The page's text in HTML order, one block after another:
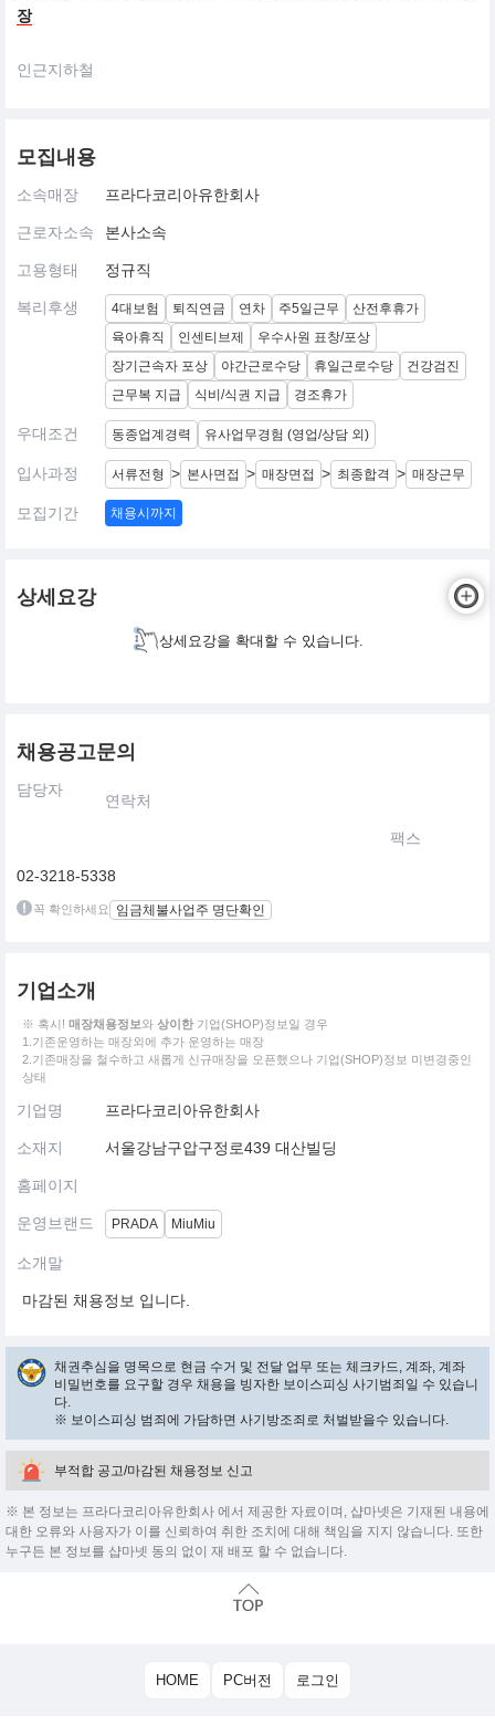
장
인근지하철
모집내용
소속매장 프라다코리아유한회사
근로자소속 본사소속
고용형태 정규직
복리후생 4대보험 퇴직연금 연차 주5일근무
산전후휴가
육아휴직
인센티브제
우수사원 표창/포상
장기근속자 포상
야간근로수당 휴일근로수당
건강검진
근무복 지급
식비/식권 지급 경조휴가
우대조건 동종업계경력 유사업무경험 (영업/상담 외)
입사과정 서류전형 > 본사면접 > 매장면접 > 최종합격 > 매장근무
모집기간 채용시까지
상세요강
상세요강을 확대할 수 있습니다.
채용공고문의
담당자
연락처
팩스
02-3218-5338
꼭 확인하세요 임금체불사업주 명단확인
기업소개
※ 혹시! 매장채용정보와 상이한 기업(SHOP)정보일 경우
1.기존운영하는 매장외에 추가 운영하는 매장
2.기존매장을 철수하고 새롭게 신규매장을 오픈했으나 기업(SHOP)정보 미변경중인
상태
기업명 프라다코리아유한회사
소재지 서울강남구압구정로439 대산빌딩
홈페이지
운영브랜드 PRADA MiuMiu
소개말
마감된 채용정보 입니다.
채권추심을 명목으로 현금 수거 및 전달 업무 또는 체크카드, 계좌, 계좌
비밀번호를 요구할 경우 채용을 빙자한 보이스피싱 사기범죄일 수 있습니
다.
※ 보이스피싱 범죄에 가담하면 사기방조죄로 처벌받을수 있습니다.
부적합 공고/마감된 채용정보 신고
※ 본 정보는 프라다코리아유한회사 에서 제공한 자료이며, 샵마넷은 기재된 내용에
대한 오류와 사용자가 이를 신뢰하여 취한 조치에 대해 책임을 지지 않습니다. 또한
누구든 본 정보를 샵마넷 동의 없이 재 배포 할 수 없습니다.
HOME PC버전 로그인